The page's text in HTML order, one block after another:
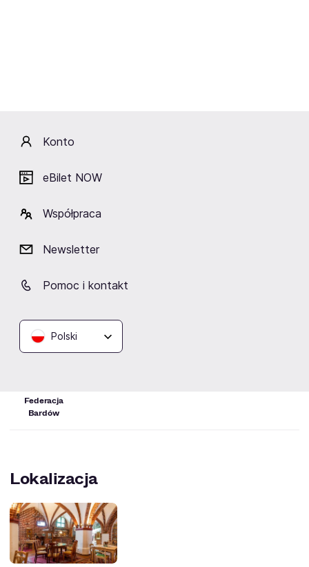
Konto
eBilet NOW
Współpraca
Newsletter
Pomoc i kontakt
Polski
Z sukcesem koncertowała w Wiedniu, Paryżu, Nowym
grupa nagrywała (m. in.) w studio pr. III PR im. Agnieszki
Osieckiej i w studio PR Kraków. Wszystkie fonogramy
postacią rejestrowanych koncertów.
Artyści
Federacja
Bardów
Lokalizacja